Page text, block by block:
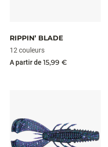
RIPPIN’ BLADE
12 couleurs
A partir de 15,99 €